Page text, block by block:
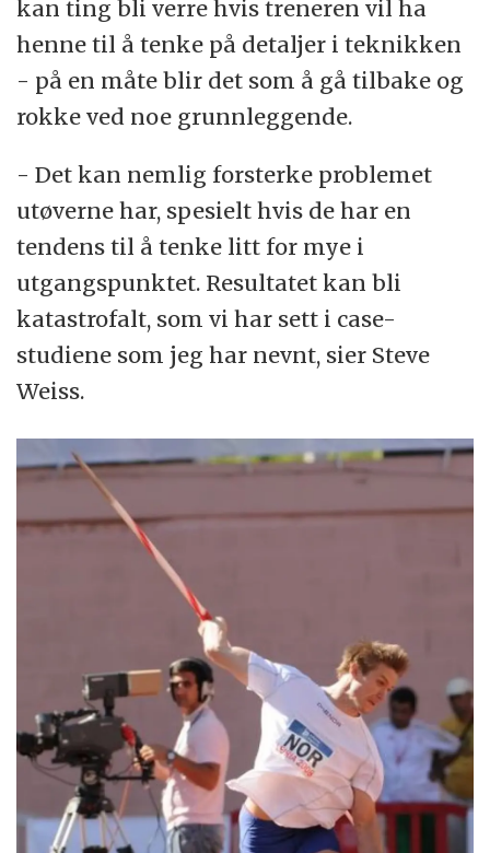
kan ting bli verre hvis treneren vil ha
henne til å tenke på detaljer i teknikken
- på en måte blir det som å gå tilbake og
rokke ved noe grunnleggende.
- Det kan nemlig forsterke problemet
utøverne har, spesielt hvis de har en
tendens til å tenke litt for mye i
utgangspunktet. Resultatet kan bli
katastrofalt, som vi har sett i case-
studiene som jeg har nevnt, sier Steve
Weiss.